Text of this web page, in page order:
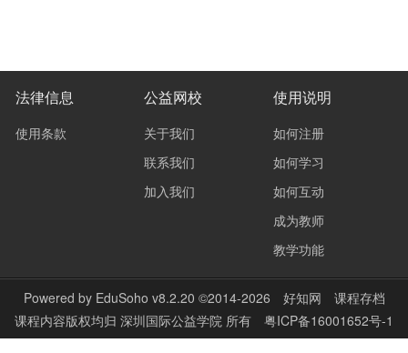
法律信息
使用条款
公益网校
关于我们
联系我们
加入我们
使用说明
如何注册
如何学习
如何互动
成为教师
教学功能
Powered by EduSoho v8.2.20 ©2014-2026 好知网
课程存档
课程内容版权均归 深圳国际公益学院 所有 粤ICP备16001652号-1